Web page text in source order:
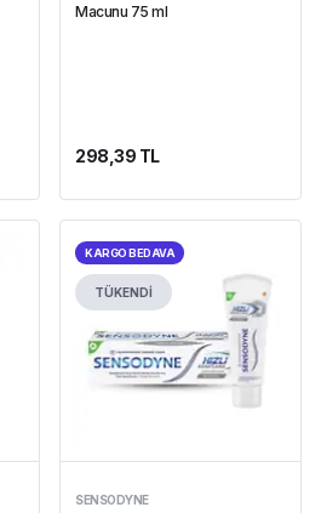
Macunu 75 ml
298,39 TL
KARGO BEDAVA
TÜKENDİ
SENSODYNE